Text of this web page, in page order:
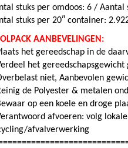
stuks per omdoos: 6 / Aantal
stuks per 20″ container:
AANBEVELINGEN:
het gereedschap in de
het
niet, Aanbevolen
de Polyester & metalen
op een koele en droge
afvoeren: volg
afvalverwerking